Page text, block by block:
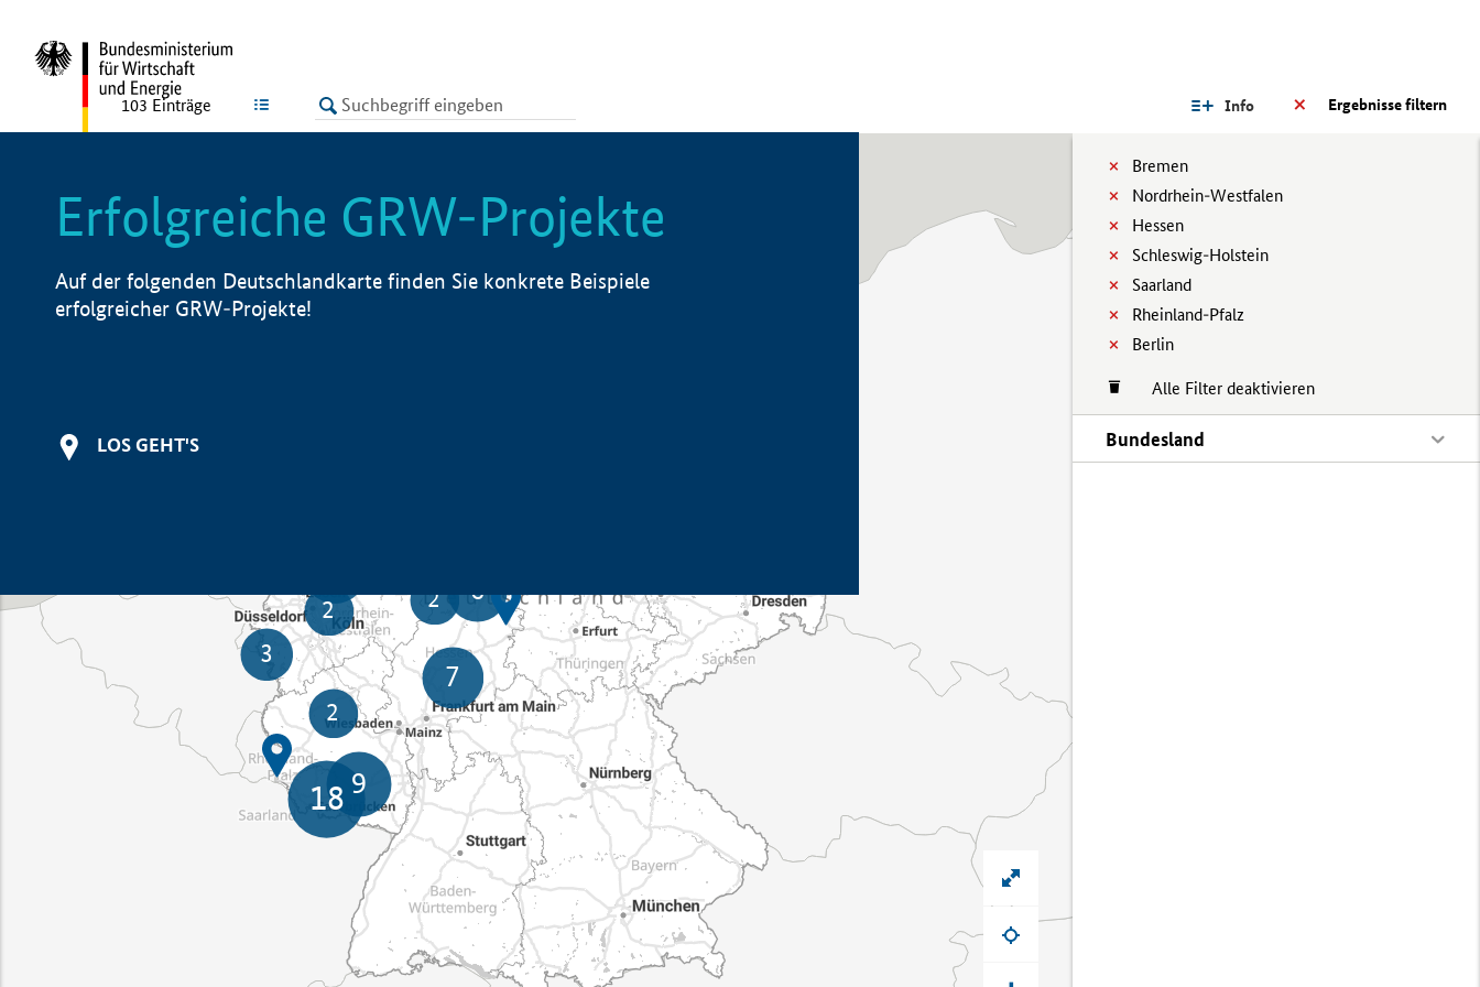
LISTE Ergebnisse filtern
Info
Bremen
Nordrhein-Westfalen
Hessen
Schleswig-Holstein
Saarland
Rheinland-Pfalz
Berlin
Alle Filter deaktivieren
Bundesland
103 Einträge
Erfolgreiche GRW-Projekte
Auf der folgenden Deutschlandkarte finden Sie konkrete Beispiele
erfolgreicher GRW-Projekte!
LOS GEHT'S